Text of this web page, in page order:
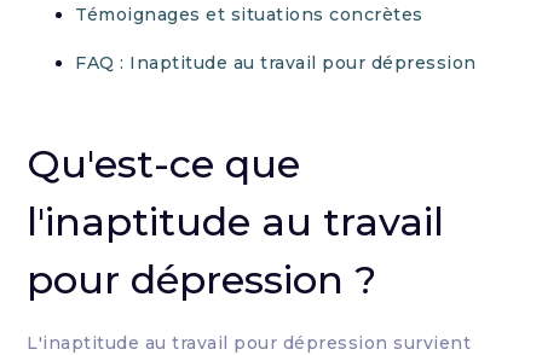
Témoignages et situations concrètes
FAQ : Inaptitude au travail pour dépression
Qu'est-ce que
l'inaptitude au travail
pour dépression ?
L'inaptitude au travail pour dépression survient